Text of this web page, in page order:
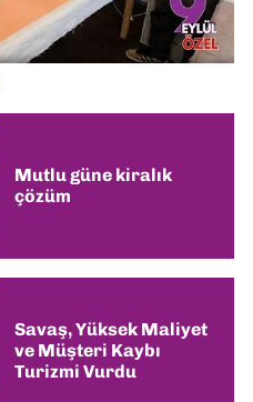
Mutlu güne kiralık
çözüm
Savaş, Yüksek Maliyet
ve Müşteri Kaybı
Turizmi Vurdu